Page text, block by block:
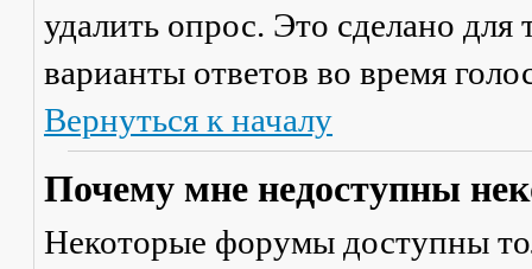
удалить опрос. Это сделано для
варианты ответов во время
Вернуться к началу
Почему мне недоступны
Некоторые форумы доступны